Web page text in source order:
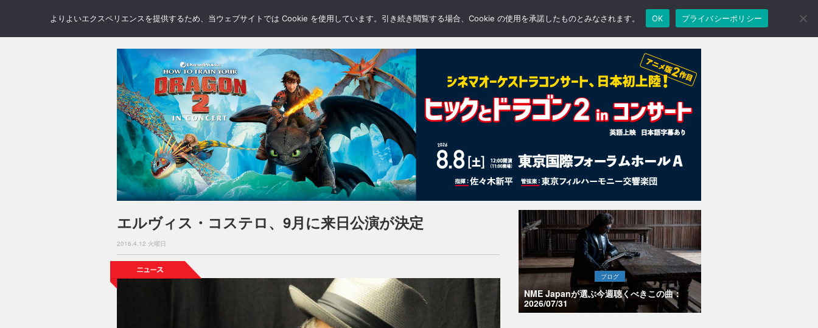
NEWS REVIEWS GALLERY BLOGS FEATURE
エルヴィス・コステロ、9月に来日公演が決定
2016.4.12 火曜日
ブログ
NME Japanが選ぶ今週聴くべきこの曲：
2026/07/31
よりよいエクスペリエンスを提供するため、当ウェブサイトでは Cookie を使用しています。引き続き閲覧する場合、Cookie の使用を承諾したものとみなされます。 OK プライバシーポリシー